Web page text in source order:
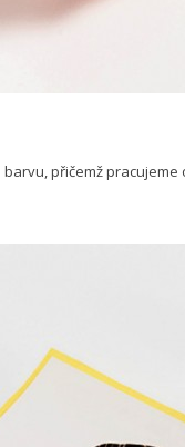
přičemž